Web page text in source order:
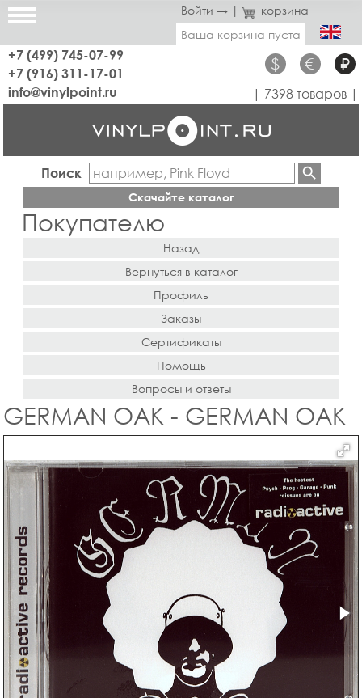
Войти → |
корзина
Ваша корзина пуста
+7 (499) 745-07-99
+7 (916) 311-17-01
$ € ₽
info@vinylpoint.ru | 7398 товаров |
Поиск
Скачайте каталог
Покупателю
Назад
Вернуться в каталог
Профиль
Заказы
Сертификаты
Помощь
Вопросы и ответы
GERMAN OAK - GERMAN OAK